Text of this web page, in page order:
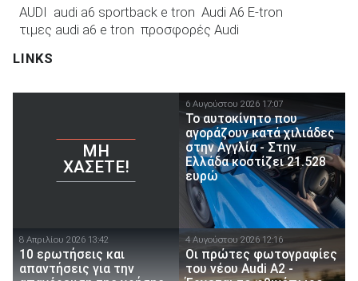
AUDI audi a6 sportback e tron Audi A6 E-tron
τιμες audi a6 e tron προσφορές Audi
LINKS
ΜΗ
ΧΆΣΕΤΕ!
6 Αυγούστου 2026 17:07
To αυτοκίνητο που
αγοράζουν κατά χιλιάδες
στην Αγγλία - Στην
Ελλάδα κοστίζει 21.528
ευρώ
8 Απριλίου 2026 13:42
10 ερωτήσεις και
απαντήσεις για την
4 Αυγούστου 2026 12:16
Οι πρώτες φωτογραφίες
του νέου Audi A2 -